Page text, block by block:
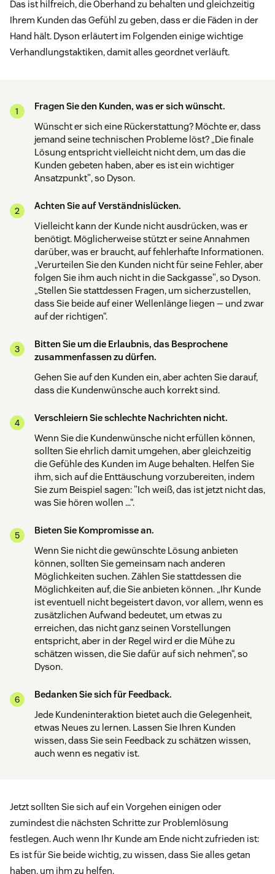
Das ist hilfreich, die Oberhand zu behalten und gleichzeitig
Ihrem Kunden das Gefühl zu geben, dass er die Fäden in der
Hand hält. Dyson erläutert im Folgenden einige wichtige
Verhandlungstaktiken, damit alles geordnet verläuft.
Fragen Sie den Kunden, was er sich wünscht.
Wünscht er sich eine Rückerstattung? Möchte er, dass
jemand seine technischen Probleme löst? „Die finale
Lösung entspricht vielleicht nicht dem, um das die
Kunden gebeten haben, aber es ist ein wichtiger
Ansatzpunkt", so Dyson.
Achten Sie auf Verständnislücken.
Vielleicht kann der Kunde nicht ausdrücken, was er
benötigt. Möglicherweise stützt er seine Annahmen
darüber, was er braucht, auf fehlerhafte Informationen.
„Verurteilen Sie den Kunden nicht für seine Fehler, aber
folgen Sie ihm auch nicht in die Sackgasse", so Dyson.
„Stellen Sie stattdessen Fragen, um sicherzustellen,
dass Sie beide auf einer Wellenlänge liegen — und zwar
auf der richtigen“.
Bitten Sie um die Erlaubnis, das Besprochene
zusammenfassen zu dürfen.
Gehen Sie auf den Kunden ein, aber achten Sie darauf,
dass die Kundenwünsche auch korrekt sind.
Verschleiern Sie schlechte Nachrichten nicht.
Wenn Sie die Kundenwünsche nicht erfüllen können,
sollten Sie ehrlich damit umgehen, aber gleichzeitig
die Gefühle des Kunden im Auge behalten. Helfen Sie
ihm, sich auf die Enttäuschung vorzubereiten, indem
Sie zum Beispiel sagen: "Ich weiß, das ist jetzt nicht das,
was Sie hören wollen …“.
Bieten Sie Kompromisse an.
Wenn Sie nicht die gewünschte Lösung anbieten
können, sollten Sie gemeinsam nach anderen
Möglichkeiten suchen. Zählen Sie stattdessen die
Möglichkeiten auf, die Sie anbieten können. „Ihr Kunde
ist eventuell nicht begeistert davon, vor allem, wenn es
zusätzlichen Aufwand bedeutet, um etwas zu
erreichen, das nicht ganz seinen Vorstellungen
entspricht, aber in der Regel wird er die Mühe zu
schätzen wissen, die Sie dafür auf sich nehmen“, so
Dyson.
Bedanken Sie sich für Feedback.
Jede Kundeninteraktion bietet auch die Gelegenheit,
etwas Neues zu lernen. Lassen Sie Ihren Kunden
wissen, dass Sie sein Feedback zu schätzen wissen,
auch wenn es negativ ist.
Jetzt sollten Sie sich auf ein Vorgehen einigen oder
zumindest die nächsten Schritte zur Problemlösung
festlegen. Auch wenn Ihr Kunde am Ende nicht zufrieden ist:
Es ist für Sie beide wichtig, zu wissen, dass Sie alles getan
haben, um ihm zu helfen.